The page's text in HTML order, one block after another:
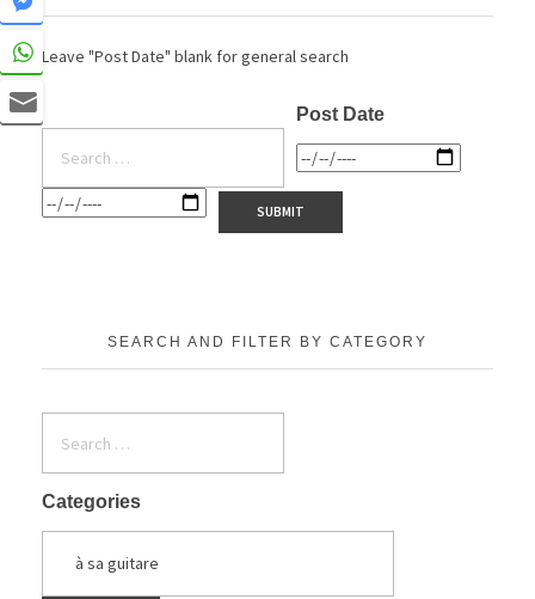
Leave "Post Date" blank for general search
Post Date
SEARCH AND FILTER BY CATEGORY
Categories